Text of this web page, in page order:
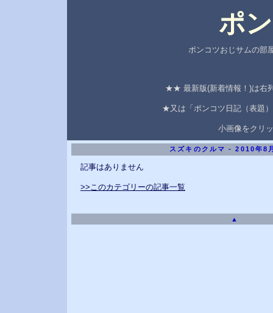
ポ
ポンコツおじサムの部
★★ 最新版(新着情報！)は右
★又は「ポンコツ日記（表題
小画像をクリ
スズキのクルマ - 2010年8
記事はありません
>>このカテゴリーの記事一覧
▲